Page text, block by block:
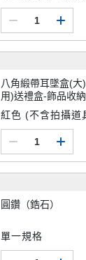
八角緞帶耳墜盒(
用)送禮盒-飾品收
紅色 (不含拍攝道
圓鑽（鋯石）
單一規格